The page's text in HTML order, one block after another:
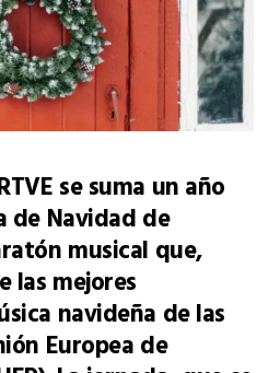
se suma un año
de Navidad de
musical que,
las mejores
navideña de las
Europea de